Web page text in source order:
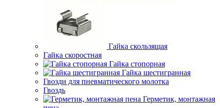
Гайка скользящая
Гайка скоростная
Гайка стопорная
Гайка шестигранная
Гвозди для пневматического молотка
Гвоздь
Герметик, монтажная